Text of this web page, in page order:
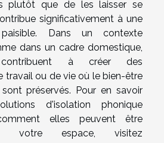
plutôt que de les laisser se
significativement à une
Dans un contexte
dans un cadre domestique,
à créer des
travail ou de vie où le bien-être
préservés. Pour en savoir
d'isolation phonique
elles peuvent être
votre espace, visitez